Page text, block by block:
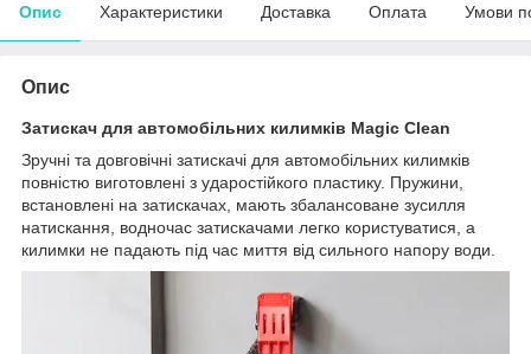
Опис Характеристики Доставка Оплата Умови
Опис
Затискач для автомобільних килимків Magic Clean
Зручні та довговічні затискачі для автомобільних килимків
повністю виготовлені з ударостійкого пластику. Пружини,
встановлені на затискачах, мають збалансоване зусилля
натискання, водночас затискачами легко користуватися, а
килимки не падають під час миття від сильного напору води.